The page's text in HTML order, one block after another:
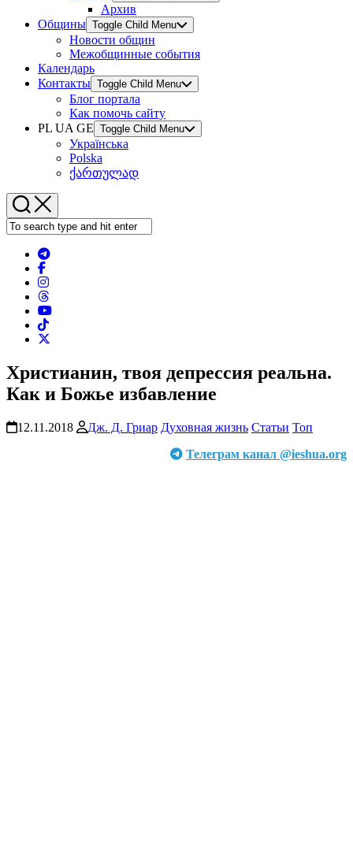
Архив
Общины Toggle Child Menu
Новости общин
Межобщинные события
Календарь
Контакты Toggle Child Menu
Блог портала
Как помочь сайту
PL UA GE Toggle Child Menu
Українська
Polska
ქართულად
Христианин, твоя депрессия реальна.
Как и Божье избавление
12.11.2018 Дж. Д. Гриар Духовная жизнь Статьи Топ
Телеграм канал @ieshua.org